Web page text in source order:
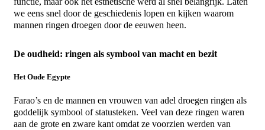
we eens snel door de geschiedenis lopen en kijken waarom
mannen ringen droegen door de eeuwen heen.
De oudheid: ringen als symbool van macht en bezit
Het Oude Egypte
Farao’s en de mannen en vrouwen van adel droegen ringen als
goddelijk symbool of statusteken. Veel van deze ringen waren
aan de grote en zware kant omdat ze voorzien werden van